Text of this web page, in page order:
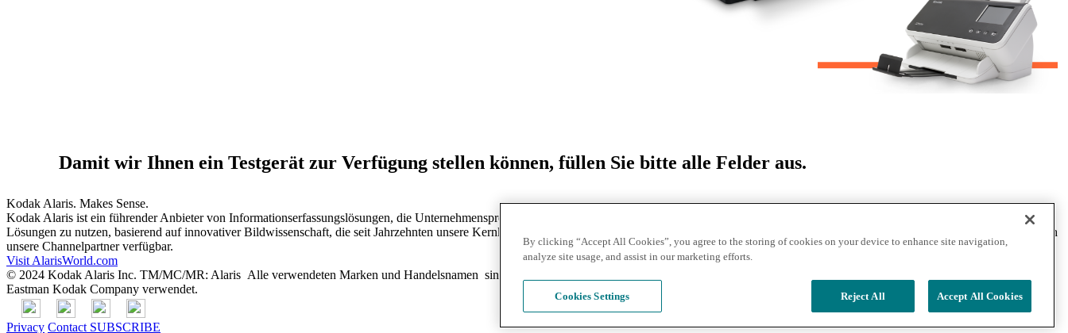
Damit wir Ihnen ein Testgerät zur Verfügung stellen können, füllen Sie bitte alle Felder aus.
Kodak Alaris. Makes Sense.
Kodak Alaris ist ein führender Anbieter von Informationserfassungslösungen, die Unternehmensprozesse vereinfachen. Wir unterstützen Unternehmen, Informationen sinnvoll mit intelligenten, vernetzten
Lösungen zu nutzen, basierend auf innovativer Bildwissenschaft, die seit Jahrzehnten unsere Kernkompetenz darstellt. Unsere aussgezeichnetes Portfolio an Scannern, Software und Services sind weltweit durch
unsere Channelpartner verfügbar.
Visit AlarisWorld.com
© 2024 Kodak Alaris Inc. TM/MC/MR: Alaris Alle verwendeten Marken und Handelsnamen sind das Eigentum ihrer jeweiligen Inhaber. Die Marke Kodak und das Kodak-Logo werden unter Lizenz der
Eastman Kodak Company verwendet.
Privacy Contact SUBSCRIBE
By clicking “Accept All Cookies”, you agree to the storing of cookies on your device to enhance site navigation,
analyze site usage, and assist in our marketing efforts.
Reject All Accept All Cookies
Cookies Settings